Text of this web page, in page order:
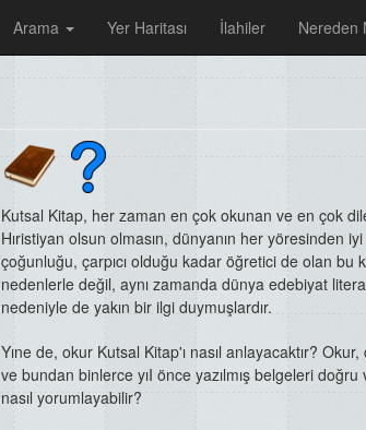
Arama Yer Haritası İlahiler Nereden
Kutsal Kitap, her zaman en çok okunan ve en çok
Hıristiyan olsun olmasın, dünyanın her yöresinden
çoğunluğu, çarpıcı olduğu kadar öğretici de olan bu
nedenlerle değil, aynı zamanda dünya edebiyat
nedeniyle de yakın bir ilgi duymuşlardır.
Yıne de, okur Kutsal Kitap'ı nasıl anlayacaktır? Okur,
ve bundan binlerce yıI önce yazılmış belgeleri doğru
nasıl yorumlayabilir?